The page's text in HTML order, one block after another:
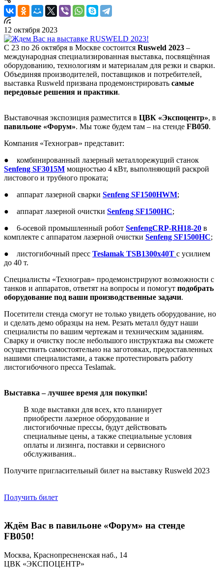
12 октября 2023
C 23 по 26 октября в Москве состоится Rusweld 2023 –
международная специализированная выставка, посвящённая
оборудованию, технологиям и материалам для резки и сварки.
Объединяя производителей, поставщиков и потребителей,
выставка Rusweld призвана продемонстрировать самые
передовые решения и практики.
Выставочная экспозиция разместится в ЦВК «Экспоцентр», в
павильоне «Форум». Мы тоже будем там – на стенде FB050.
Компания «Технограв» представит:
● комбинированный лазерный металлорежущий станок
Senfeng SF3015М мощностью 4 кВт, выполняющий раскрой
листового и трубного проката;
● аппарат лазерной сварки Senfeng SF1500HWM;
● аппарат лазерной очистки Senfeng SF1500HC;
● 6-осевой промышленный робот SenfengCRP-RH18-20 в
комплекте с аппаратом лазерной очистки Senfeng SF1500HС;
● листогибочный пресс Teslamak TSB1300x40Т с усилием
до 40 т.
Специалисты «Технограв» продемонстрируют возможности с
танков и аппаратов, ответят на вопросы и помогут подобрать
оборудование под ваши производственные задачи.
Посетители стенда смогут не только увидеть оборудование, но
и сделать демо образцы на нем. Резать металл будут наши
специалисты по вашим чертежам и техническим заданиям.
Сварку и очистку после небольшого инструктажа вы сможете
осуществить самостоятельно на заготовках, предоставленных
нашими специалистами, а также протестировать работу
листогибочного пресса Teslamak.
Выставка – лучшее время для покупки!
В ходе выставки для всех, кто планирует
приобрести лазерное оборудование и
листогибочные прессы, будут действовать
специальные цены, а также специальные условия
оплаты и лизинга, поставки и сервисного
обслуживания..
Получите пригласительный билет на выставку Rusweld 2023
Получить билет
Ждём Вас в павильоне «Форум» на стенде
FB050!
Москва, Краснопресненская наб., 14
ЦВК «ЭКСПОЦЕНТР»